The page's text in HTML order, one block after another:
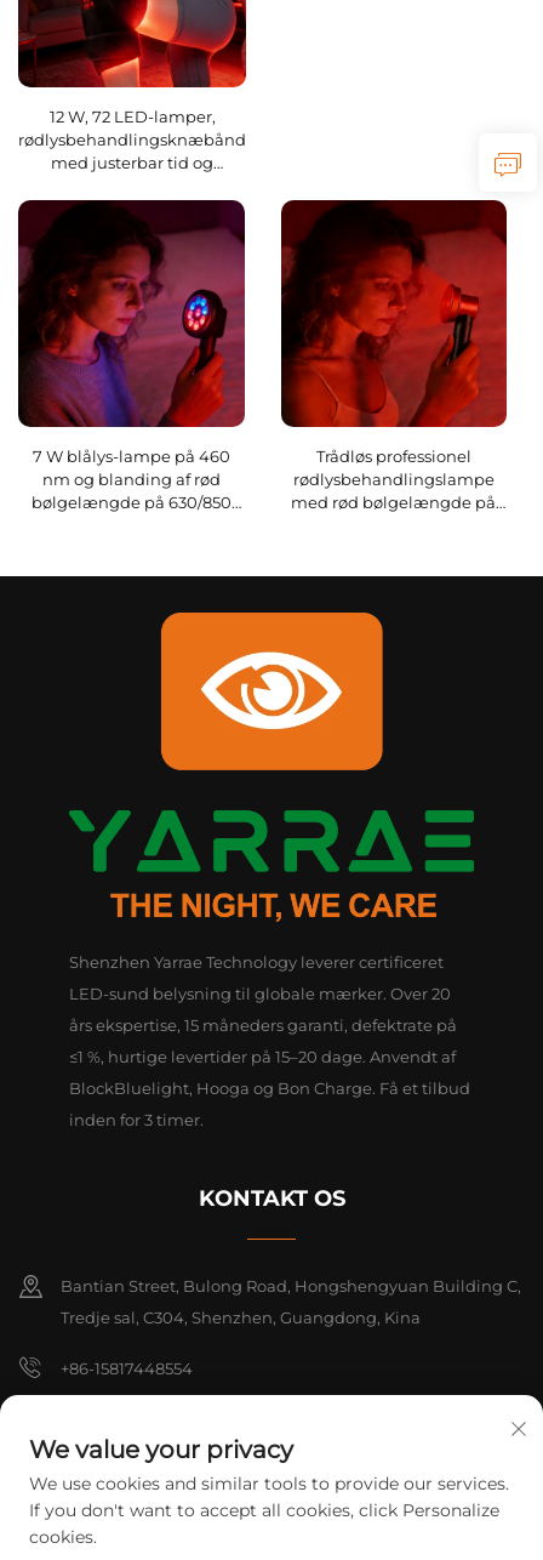
12 W, 72 LED-lamper,
rødlysbehandlingsknæbånd
med justerbar tid og
660 nm/850 nm
7 W blålys-lampe på 460
nm og blanding af rød
bølgelængde på 630/850
Trådløs professionel
rødlysbehandlingslampe
med rød bølgelængde på
Shenzhen Yarrae Technology leverer certificeret
LED-sund belysning til globale mærker. Over 20
års ekspertise, 15 måneders garanti, defektrate på
≤1 %, hurtige levertider på 15–20 dage. Anvendt af
BlockBluelight, Hooga og Bon Charge. Få et tilbud
inden for 3 timer.
KONTAKT OS
Bantian Street, Bulong Road, Hongshengyuan Building C,
Tredje sal, C304, Shenzhen, Guangdong, Kina
+86-15817448554
Copyright © 2026 Shenzhen Yarrae Technology Co., Ltd. Beijing Alle
rettigheder forbeholdes. Privatlivspolitik
We value your privacy
We use cookies and similar tools to provide our services.
If you don't want to accept all cookies, click Personalize
cookies.